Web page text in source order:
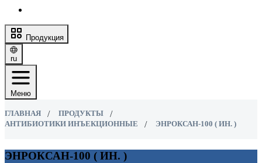
Продукция
ru
Меню
ГЛАВНАЯ
ПРОДУКТЫ
АНТИБИОТИКИ ИНЪЕКЦИОННЫЕ
ЭНРОКСАН-100 ( ИН. )
ЭНРОКСАН-100 ( ИН. )